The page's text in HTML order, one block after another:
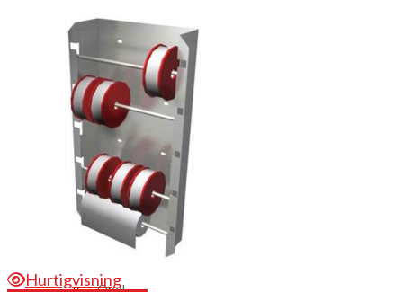
Bilinnredning
Citroen
Fiat
Hyundai
Isuzu
Mercedes
Mitsubishi
Opel
Hurtigvisning